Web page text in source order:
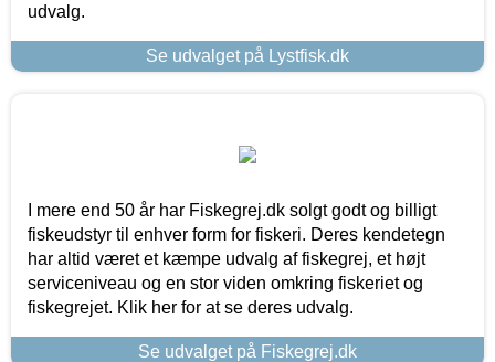
udvalg.
Se udvalget på Lystfisk.dk
I mere end 50 år har Fiskegrej.dk solgt godt og billigt
fiskeudstyr til enhver form for fiskeri. Deres kendetegn
har altid været et kæmpe udvalg af fiskegrej, et højt
serviceniveau og en stor viden omkring fiskeriet og
fiskegrejet. Klik her for at se deres udvalg.
Se udvalget på Fiskegrej.dk